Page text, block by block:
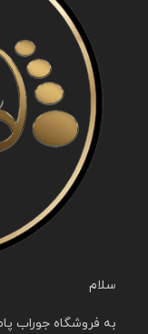
سلام
به فروشگاه جوراب